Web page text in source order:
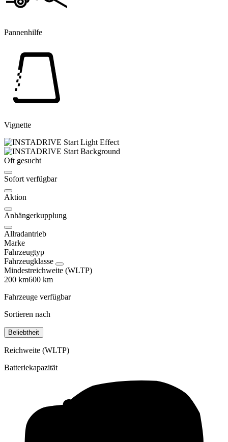
Pannenhilfe
Vignette
Oft gesucht
Sofort verfügbar
Aktion
Anhängerkupplung
Allradantrieb
Marke
Fahrzeugtyp
Fahrzeugklasse
Mindestreichweite (WLTP)
200 km600 km
Fahrzeuge verfügbar
Sortieren nach
Beliebtheit
Reichweite (WLTP)
Batteriekapazität